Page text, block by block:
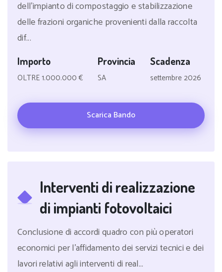
dell'impianto di compostaggio e stabilizzazione
delle frazioni organiche provenienti dalla raccolta
dif...
Importo
OLTRE 1.000.000 €
Provincia
SA
Scadenza
settembre 2026
Scarica Bando
Interventi di realizzazione
di impianti fotovoltaici
Conclusione di accordi quadro con più operatori
economici per l'affidamento dei servizi tecnici e dei
lavori relativi agli interventi di real...